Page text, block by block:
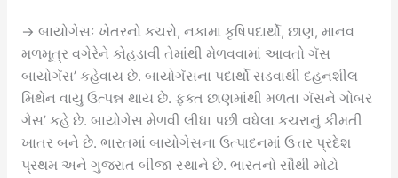
→ બાયોગેસઃ ખેતરનો કચરો, નકામા કૃષિપદાર્થો, છાણ, માનવ
મળમૂત્ર વગેરેને કોહડાવી તેમાંથી મેળવવામાં આવતો ગૅસ
બાયોગૅસ’ કહેવાય છે. બાયોગૅસના પદાર્થો સડવાથી દહનશીલ
મિથેન વાયુ ઉત્પન્ન થાય છે. ફક્ત છાણમાંથી મળતા ગૅસને ગોબર
ગેસ’ કહે છે. બાયોગેસ મેળવી લીધા પછી વધેલા કચરાનું કીમતી
ખાતર બને છે. ભારતમાં બાયોગેસના ઉત્પાદનમાં ઉત્તર પ્રદેશ
પ્રથમ અને ગુજરાત બીજા સ્થાને છે. ભારતનો સૌથી મોટો